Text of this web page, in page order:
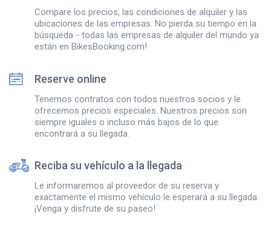
Compare los precios, las condiciones de alquiler y las
ubicaciones de las empresas. No pierda su tiempo en la
búsqueda - todas las empresas de alquiler del mundo ya
están en BikesBooking.com!
Reserve online
Tenemos contratos con todos nuestros socios y le
ofrecemos precios especiales. Nuestros precios son
siempre iguales o incluso más bajos de lo que
encontrará a su llegada.
Reciba su vehículo a la llegada
Le informaremos al proveedor de su reserva y
exactamente el mismo vehículo le esperará a su llegada.
¡Venga y disfrute de su paseo!